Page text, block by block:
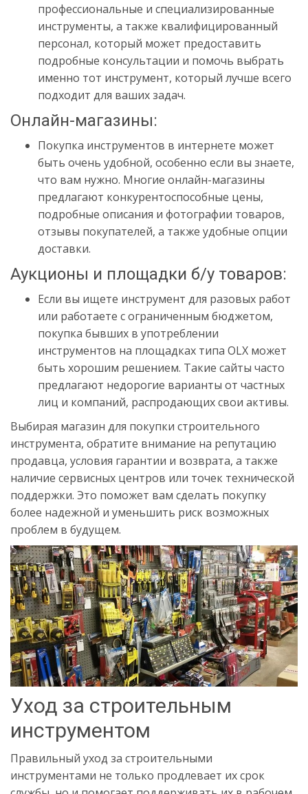
профессиональные и специализированные
инструменты, а также квалифицированный
персонал, который может предоставить
подробные консультации и помочь выбрать
именно тот инструмент, который лучше всего
подходит для ваших задач.
Онлайн-магазины:
Покупка инструментов в интернете может
быть очень удобной, особенно если вы знаете,
что вам нужно. Многие онлайн-магазины
предлагают конкурентоспособные цены,
подробные описания и фотографии товаров,
отзывы покупателей, а также удобные опции
доставки.
Аукционы и площадки б/у товаров:
Если вы ищете инструмент для разовых работ
или работаете с ограниченным бюджетом,
покупка бывших в употреблении
инструментов на площадках типа OLX может
быть хорошим решением. Такие сайты часто
предлагают недорогие варианты от частных
лиц и компаний, распродающих свои активы.
Выбирая магазин для покупки строительного
инструмента, обратите внимание на репутацию
продавца, условия гарантии и возврата, а также
наличие сервисных центров или точек технической
поддержки. Это поможет вам сделать покупку
более надежной и уменьшить риск возможных
проблем в будущем.
Уход за строительным
инструментом
Правильный уход за строительными
инструментами не только продлевает их срок